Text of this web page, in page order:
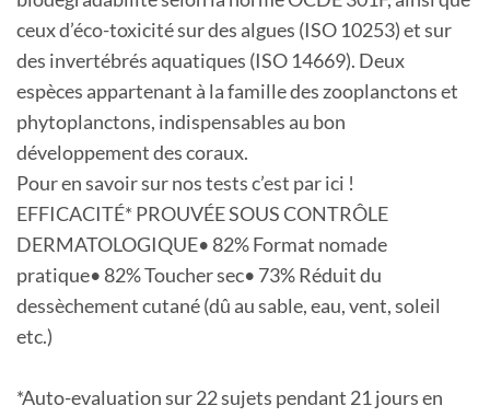
ceux d’éco-toxicité sur des algues (ISO 10253) et sur
des invertébrés aquatiques (ISO 14669). Deux
espèces appartenant à la famille des zooplanctons et
phytoplanctons, indispensables au bon
développement des coraux.
Pour en savoir sur nos tests c’est par ici !
EFFICACITÉ* PROUVÉE SOUS CONTRÔLE
DERMATOLOGIQUE• 82% Format nomade
pratique• 82% Toucher sec• 73% Réduit du
dessèchement cutané (dû au sable, eau, vent, soleil
etc.)
*Auto-evaluation sur 22 sujets pendant 21 jours en